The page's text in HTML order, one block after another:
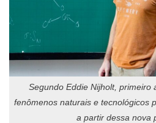
Segundo Eddie Nijholt, primeiro
fenômenos naturais e tecnológicos
a partir dessa nova